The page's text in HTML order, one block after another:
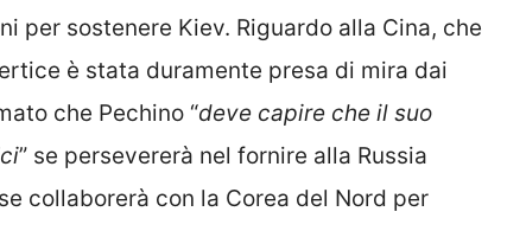
per sostenere Kiev. Riguardo alla Cina, che
è stata duramente presa di mira dai
che Pechino “deve capire che il suo
” se persevererà nel fornire alla Russia
collaborerà con la Corea del Nord per